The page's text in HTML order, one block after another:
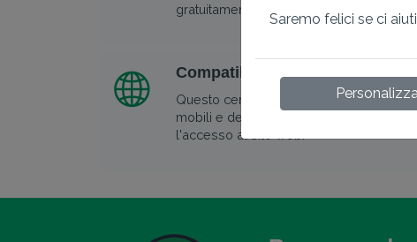
gratuitamente.
Compatibile con tutti i principali
Questo certificato offre la massima
mobili e desktop che ridurrà i messaggi
l'accesso al sito web.
Saremo felici se ci